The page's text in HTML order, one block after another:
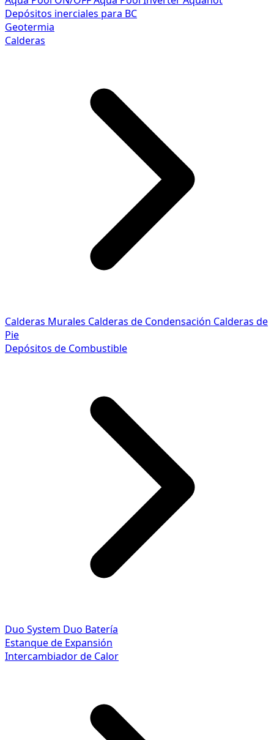
Depósitos inerciales para BC
Geotermia
Calderas
Calderas Murales Calderas de Condensación Calderas de
Pie
Depósitos de Combustible
Duo System Duo Batería
Estanque de Expansión
Intercambiador de Calor